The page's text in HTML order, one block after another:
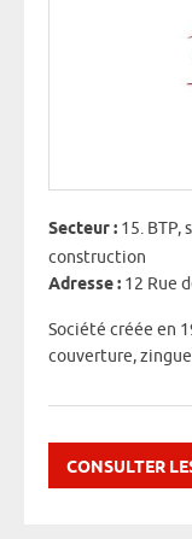
Secteur : 15. BTP,
construction
Adresse : 12 Rue
Société créée en
couverture,
CONSULTER